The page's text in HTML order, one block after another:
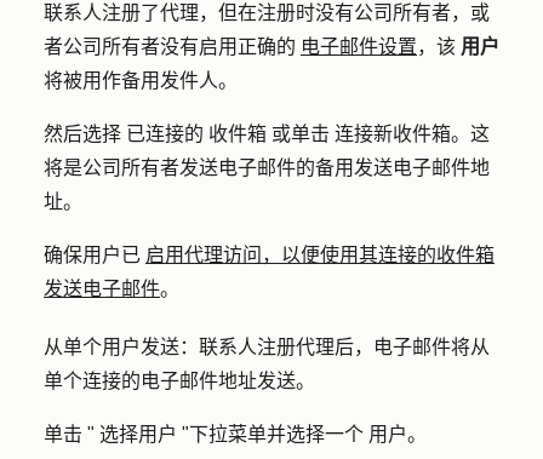
联系人注册了代理，但在注册时没有公司所有者，或
者公司所有者没有启用正确的 电子邮件设置，该 用户
将被用作备用发件人。
然后选择 已连接的 收件箱 或单击 连接新收件箱。这
将是公司所有者发送电子邮件的备用发送电子邮件地
址。
确保用户已 启用代理访问，以便使用其连接的收件箱
发送电子邮件。
从单个用户发送：联系人注册代理后，电子邮件将从
单个连接的电子邮件地址发送。
单击 " 选择用户 "下拉菜单并选择一个 用户。